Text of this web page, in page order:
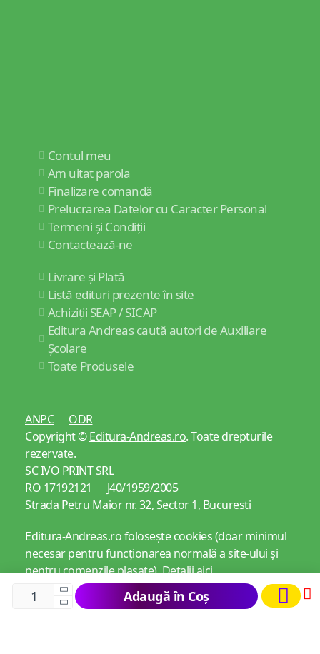
Adaugă în Coș
Contul meu
Am uitat parola
Finalizare comandă
Prelucrarea Datelor cu Caracter Personal
Termeni și Condiții
Contactează-ne
Livrare și Plată
Listă edituri prezente în site
Achiziții SEAP / SICAP
Editura Andreas caută autori de Auxiliare
Școlare
Toate Produsele
ANPC
ODR
Copyright ©Editura-Andreas.ro. Toate drepturile
rezervate.
SC IVO PRINT SRL
RO 17192121 J40/1959/2005
Strada Petru Maior nr. 32, Sector 1, Bucuresti
Editura-Andreas.ro folosește cookies (doar minimul
necesar pentru funcționarea normală a site-ului și
pentru comenzile plasate).Detalii aici